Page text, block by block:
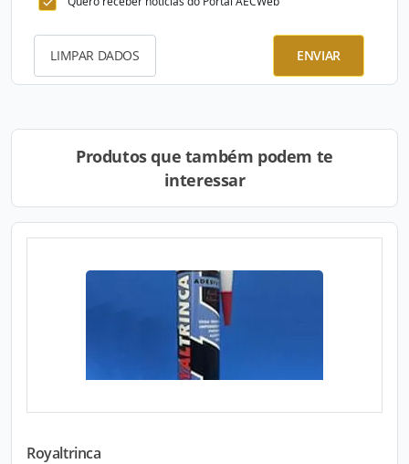
LIMPAR DADOS ENVIAR
Produtos que também podem te
interessar
Royaltrinca